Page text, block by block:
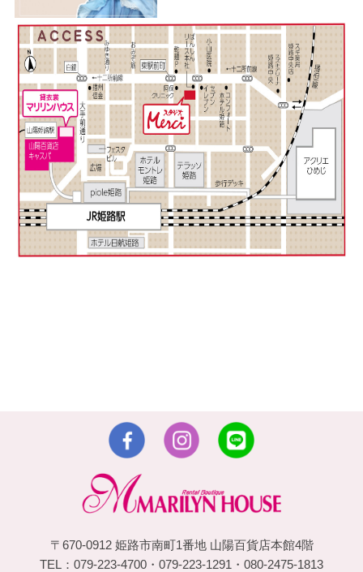
〒670-0912 姫路市南町1番地 山陽百貨店本館4階
TEL：079-223-4700・079-223-1291・080-2475-1813